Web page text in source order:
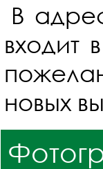
В
входит
новых